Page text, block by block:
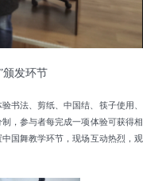
颁发环节
书法、剪纸、中国结、筷子使用、
，参与者每完成一项体验可获得相
国舞教学环节，现场互动热烈，观